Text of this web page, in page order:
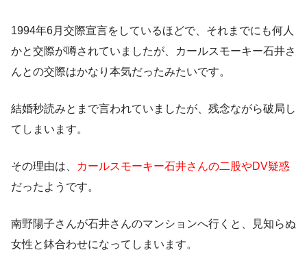
1994年6月交際宣言をしているほどで、それまでにも何人
かと交際が噂されていましたが、カールスモーキー石井さ
んとの交際はかなり本気だったみたいです。
結婚秒読みとまで言われていましたが、残念ながら破局し
てしまいます。
その理由は、
カールスモーキー石井さんの二股やDV疑惑
だったようです。
南野陽子さんが石井さんのマンションへ行くと、見知らぬ
女性と鉢合わせになってしまいます。